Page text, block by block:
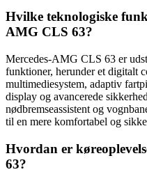
Hvilke teknologiske
AMG CLS 63?
Mercedes-AMG CLS 63 er
funktioner, herunder et digitalt
multimediesystem, adaptiv
display og avancerede
nødbremseassistent og
til en mere komfortabel og
Hvordan er
63?